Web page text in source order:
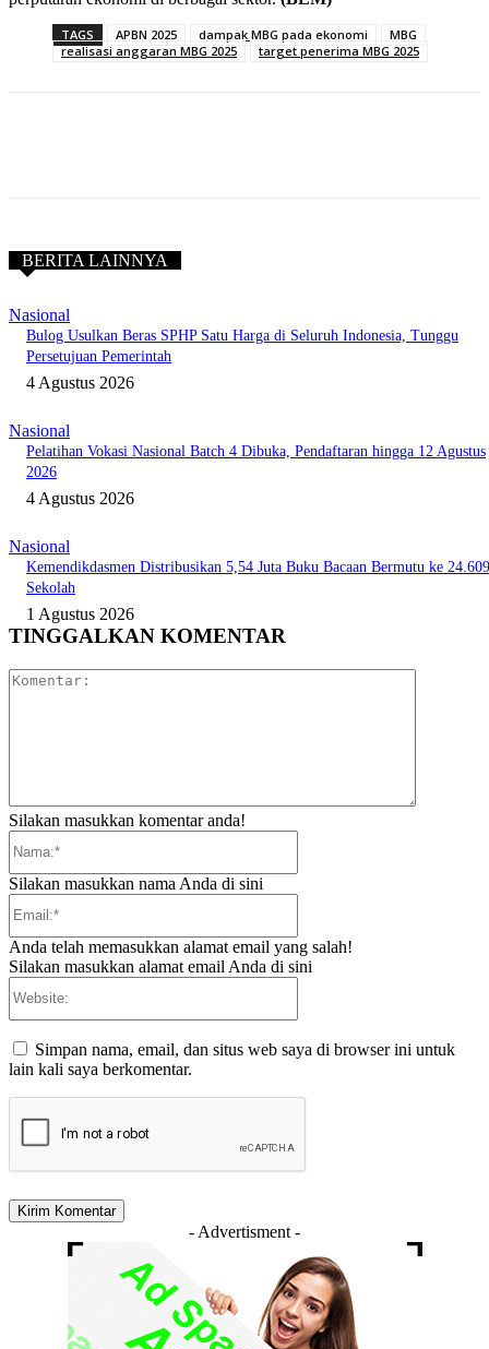
TAGS APBN 2025 dampak MBG pada ekonomi
MBG
realisasi anggaran MBG 2025
target penerima MBG 2025
BERITA LAINNYA
Nasional
Bulog Usulkan Beras SPHP Satu Harga di Seluruh Indonesia, Tunggu
Persetujuan Pemerintah
4 Agustus 2026
Nasional
Pelatihan Vokasi Nasional Batch 4 Dibuka, Pendaftaran hingga 12 Agustus
2026
4 Agustus 2026
Nasional
Kemendikdasmen Distribusikan 5,54 Juta Buku Bacaan Bermutu ke 24.609
Sekolah
1 Agustus 2026
TINGGALKAN KOMENTAR
Silakan masukkan komentar anda!
Silakan masukkan nama Anda di sini
Anda telah memasukkan alamat email yang salah!
Silakan masukkan alamat email Anda di sini
Simpan nama, email, dan situs web saya di browser ini untuk
lain kali saya berkomentar.
- Advertisment -